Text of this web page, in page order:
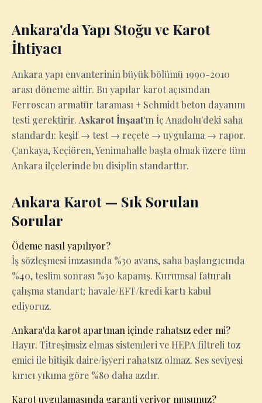
Ankara'da Yapı Stoğu ve Karot
İhtiyacı
Ankara yapı envanterinin büyük bölümü 1990-2010
arası döneme aittir. Bu yapılar karot açısından
Ferroscan armatür taraması + Schmidt beton dayanım
testi gerektirir. Askarot İnşaat'ın İç Anadolu'deki saha
standardı: keşif → test → reçete → uygulama → rapor.
Çankaya, Keçiören, Yenimahalle başta olmak üzere tüm
Ankara ilçelerinde bu disiplin standarttır.
Ankara Karot — Sık Sorulan
Sorular
Ödeme nasıl yapılıyor?
İş sözleşmesi imzasında %30 avans, saha başlangıcında
%40, teslim sonrası %30 kapanış. Kurumsal faturalı
çalışma standart; havale/EFT/kredi kartı kabul
ediyoruz.
Ankara'da karot apartman içinde rahatsız eder mi?
Hayır. Titreşimsiz elmas sistemleri ve HEPA filtreli toz
emici ile bitişik daire/işyeri rahatsız olmaz. Ses seviyesi
kırıcı yıkıma göre %80 daha azdır.
Karot uygulamasında garanti veriyor musunuz?